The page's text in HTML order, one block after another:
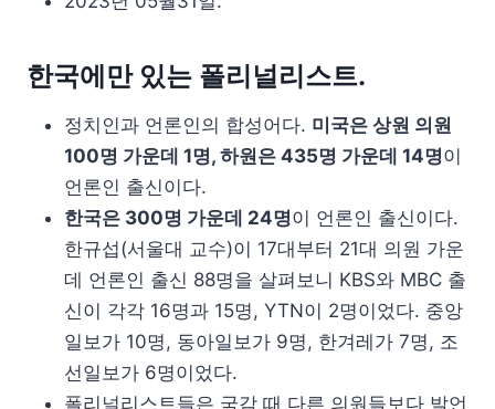
한국에만 있는 폴리널리스트.
정치인과 언론인의 합성어다. 미국은 상원 의원
100명 가운데 1명, 하원은 435명 가운데 14명이
언론인 출신이다.
한국은 300명 가운데 24명이 언론인 출신이다.
한규섭(서울대 교수)이 17대부터 21대 의원 가운
데 언론인 출신 88명을 살펴보니 KBS와 MBC 출
신이 각각 16명과 15명, YTN이 2명이었다. 중앙
일보가 10명, 동아일보가 9명, 한겨레가 7명, 조
선일보가 6명이었다.
폴리널리스트들은 국감 때 다른 의원들보다 발언